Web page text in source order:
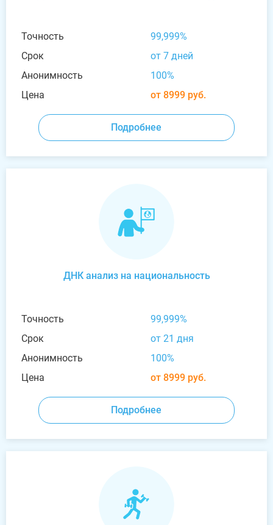
Точность
99,999%
Срок
от 7 дней
Анонимность
100%
Цена
от 8999 руб.
Подробнее
ДНК анализ на национальность
Точность
99,999%
Срок
от 21 дня
Анонимность
100%
Цена
от 8999 руб.
Подробнее